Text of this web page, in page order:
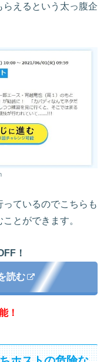
らえるという太っ腹企
ているのでこちらも
とができます。
！
読む
！